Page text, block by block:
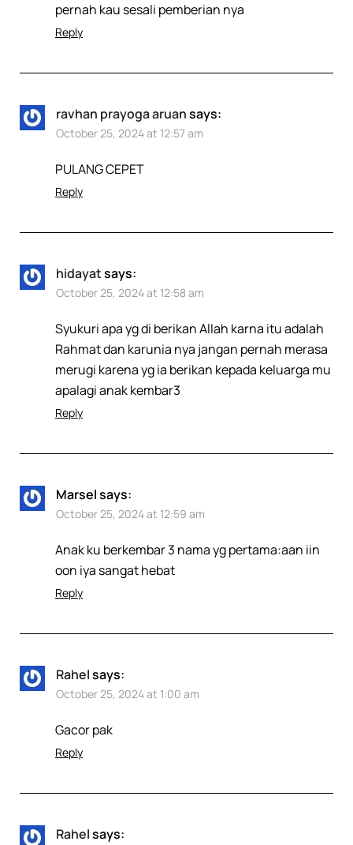
pernah kau sesali pemberian nya
Reply
ravhan prayoga aruansays:
October 25, 2024 at 12:57 am
PULANG CEPET
Reply
hidayatsays:
October 25, 2024 at 12:58 am
Syukuri apa yg di berikan Allah karna itu adalah
Rahmat dan karunia nya jangan pernah merasa
merugi karena yg ia berikan kepada keluarga mu
apalagi anak kembar3
Reply
Marselsays:
October 25, 2024 at 12:59 am
Anak ku berkembar 3 nama yg pertama:aan iin
oon iya sangat hebat
Reply
Rahelsays:
October 25, 2024 at 1:00 am
Gacor pak
Reply
Rahelsays: